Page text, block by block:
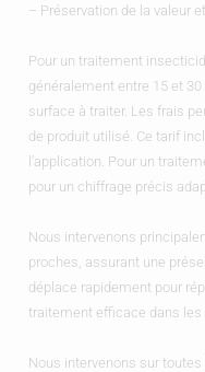
– Préservation de la valeur
Pour un traitement
généralement entre 15 et
surface à traiter. Les frais
de produit utilisé. Ce tarif
l’application. Pour un
pour un chiffrage précis
Nous intervenons
proches, assurant une
déplace rapidement pour
traitement efficace dans les
Nous intervenons sur